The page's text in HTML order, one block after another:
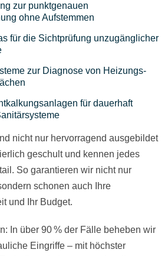
zur punktgenauen
ohne Aufstemmen
für die Sichtprüfung unzugänglicher
zur Diagnose von Heizungs-
für dauerhaft
nicht nur hervorragend ausgebildet
geschult und kennen jedes
So garantieren wir nicht nur
schonen auch Ihre
und Ihr Budget.
In über 90 % der Fälle beheben wir
Eingriffe – mit höchster